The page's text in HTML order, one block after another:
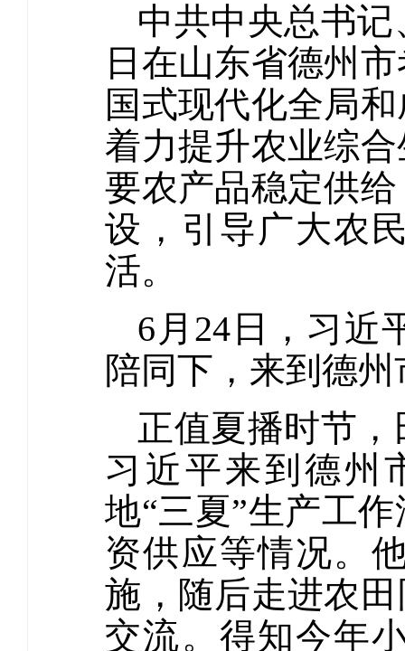
中共中央总书
日在山东省德州
国式现代化全局
着力提升农业综
要农产品稳定供
设，引导广大农
活。
6月24日，习近
陪同下，来到德
正值夏播时节
习近平来到德州
地“三夏”生产工
资供应等情况。
施，随后走进农
交流。得知今年